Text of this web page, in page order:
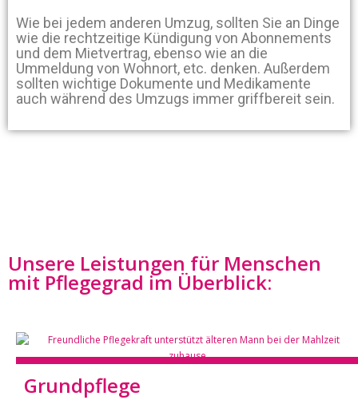
Wie bei jedem anderen Umzug, sollten Sie an Dinge
wie die rechtzeitige Kündigung von Abonnements
und dem Mietvertrag, ebenso wie an die
Ummeldung von Wohnort, etc. denken. Außerdem
sollten wichtige Dokumente und Medikamente
auch während des Umzugs immer griffbereit sein.
Unsere Leistungen für Menschen
mit Pflegegrad im Überblick:
Grundpflege